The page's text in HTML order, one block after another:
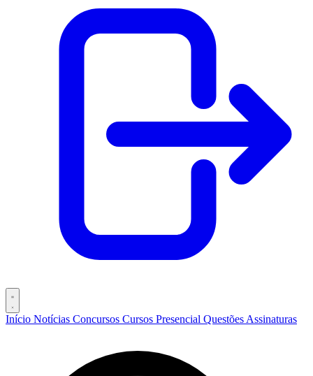
Início Notícias Concursos Cursos Presencial Questões Assinaturas